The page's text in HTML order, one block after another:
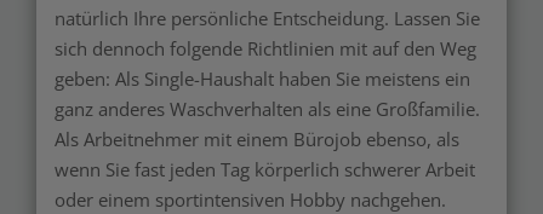
natürlich Ihre persönliche Entscheidung. Lassen Sie
sich dennoch folgende Richtlinien mit auf den Weg
geben: Als Single-Haushalt haben Sie meistens ein
ganz anderes Waschverhalten als eine Großfamilie.
Als Arbeitnehmer mit einem Bürojob ebenso, als
wenn Sie fast jeden Tag körperlich schwerer Arbeit
oder einem sportintensiven Hobby nachgehen.